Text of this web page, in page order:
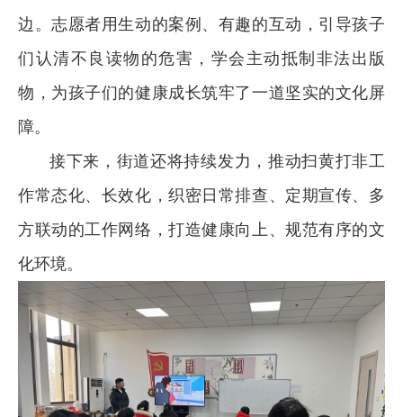
边。志愿者用生动的案例、有趣的互动，引导孩子
们认清不良读物的危害，学会主动抵制非法出版
物，为孩子们的健康成长筑牢了一道坚实的文化屏
障。
接下来，街道还将持续发力，推动扫黄打非工
作常态化、长效化，织密日常排查、定期宣传、多
方联动的工作网络，打造健康向上、规范有序的文
化环境。